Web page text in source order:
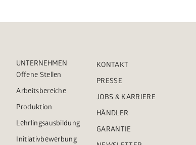
UNTERNEHMEN
Offene Stellen
Arbeitsbereiche
Produktion
Lehrlingsausbildung
Initiativbewerbung
KONTAKT
PRESSE
JOBS & KARRIERE
HÄNDLER
GARANTIE